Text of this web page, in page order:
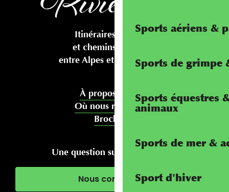
Sports aériens &
Sports de grimpe
Sports équestres
animaux
Sports de mer &
Sport d'hiver
Itinéraires cyclables
et chemins pédestres
entre Alpes et Méditerranée
À propos de nous
Où nous rencontrer
Brochures
Une question sur votre séjour ?
Nous contacter